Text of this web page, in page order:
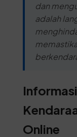
dan
adalah
Online